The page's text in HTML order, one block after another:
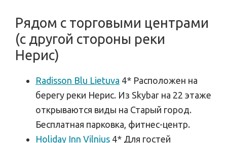
Рядом с торговыми центрами
(с другой стороны реки
Нерис)
Radisson Blu Lietuva 4* Расположен на
берегу реки Нерис. Из Skybar на 22 этаже
открываются виды на Старый город.
Бесплатная парковка, фитнес-центр.
Holiday Inn Vilnius 4* Для гостей